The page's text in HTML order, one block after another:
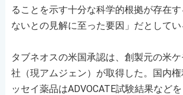
ることを示す十分な科学的根拠が存在
ないとの見解に至った要因」だとしてい
タブネオスの米国承認は、創製元の米
社（現アムジェン）が取得した。国内
ッセイ薬品はADVOCATE試験結果など